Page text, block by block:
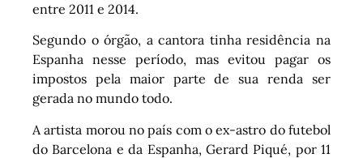
entre 2011 e 2014.
Segundo o órgão, a cantora tinha residência na
Espanha nesse período, mas evitou pagar os
impostos pela maior parte de sua renda ser
gerada no mundo todo.
A artista morou no país com o ex-astro do futebol
do Barcelona e da Espanha, Gerard Piqué, por 11